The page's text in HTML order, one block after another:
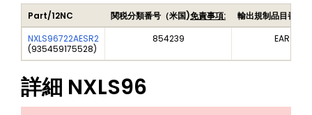
Part/12NC 関税分類番号（米国)免責事項:
輸出規制品目番号
NXLS96722AESR2
(935459175528)
854239 EAR99
詳細 NXLS96